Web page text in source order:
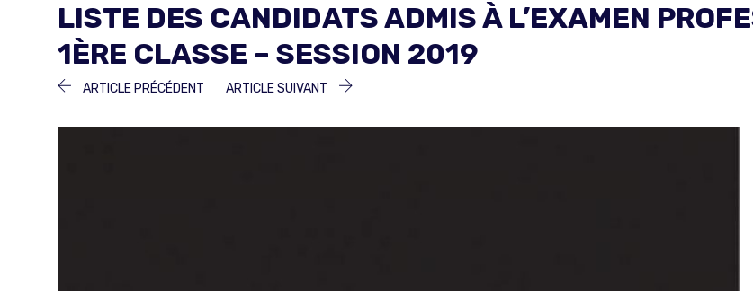
LISTE DES CANDIDATS ADMIS À L’EXAMEN
1ÈRE CLASSE – SESSION 2019
NAVIGATION
ARTICLE PRÉCÉDENT ARTICLE
ARTICLE SUIVANT
ARTICLE